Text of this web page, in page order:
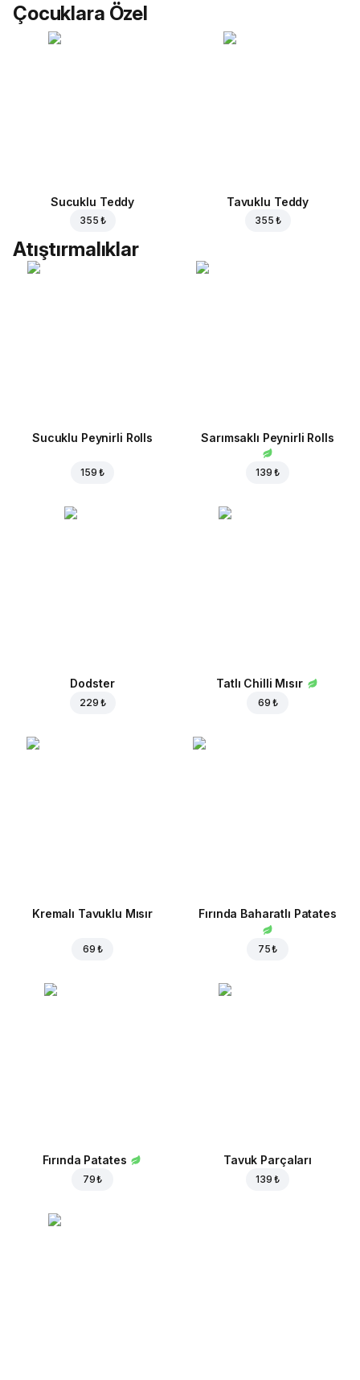
Çocuklara Özel
Sucuklu Teddy
355 ₺
Tavuklu Teddy
355 ₺
Atıştırmalıklar
Sucuklu Peynirli Rolls
159 ₺
Sarımsaklı Peynirli Rolls
139 ₺
Dodster
229 ₺
Tatlı Chilli Mısır
69 ₺
Kremalı Tavuklu Mısır
69 ₺
Fırında Baharatlı Patates
75 ₺
Fırında Patates
79 ₺
Tavuk Parçaları
139 ₺